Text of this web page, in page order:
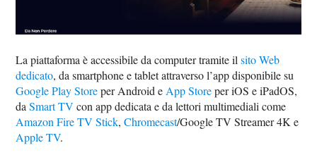
La piattaforma è accessibile da computer tramite ilsito Web
dedicato, da smartphone e tablet attraverso l’app disponibile su
Google Play Storeper Android e App Storeper iOS e iPadOS,
daSmart TV con app dedicata e da lettori multimediali come
Amazon Fire TV Stick,Chromecast/Google TV Streamer 4K e
Apple TV.